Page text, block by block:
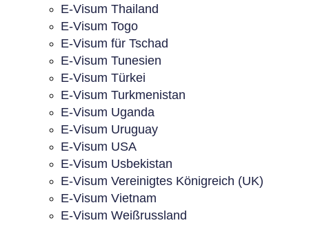
E-Visum Thailand
E-Visum Togo
E-Visum für Tschad
E-Visum Tunesien
E-Visum Türkei
E-Visum Turkmenistan
E-Visum Uganda
E-Visum Uruguay
E-Visum USA
E-Visum Usbekistan
E-Visum Vereinigtes Königreich (UK)
E-Visum Vietnam
E-Visum Weißrussland